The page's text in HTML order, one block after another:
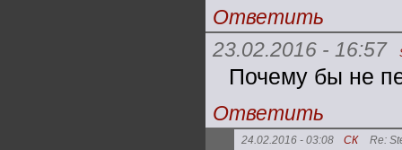
Ответить
23.02.2016 - 16:57
Почему бы не
Ответить
24.02.2016 - 03:08 СК Re: